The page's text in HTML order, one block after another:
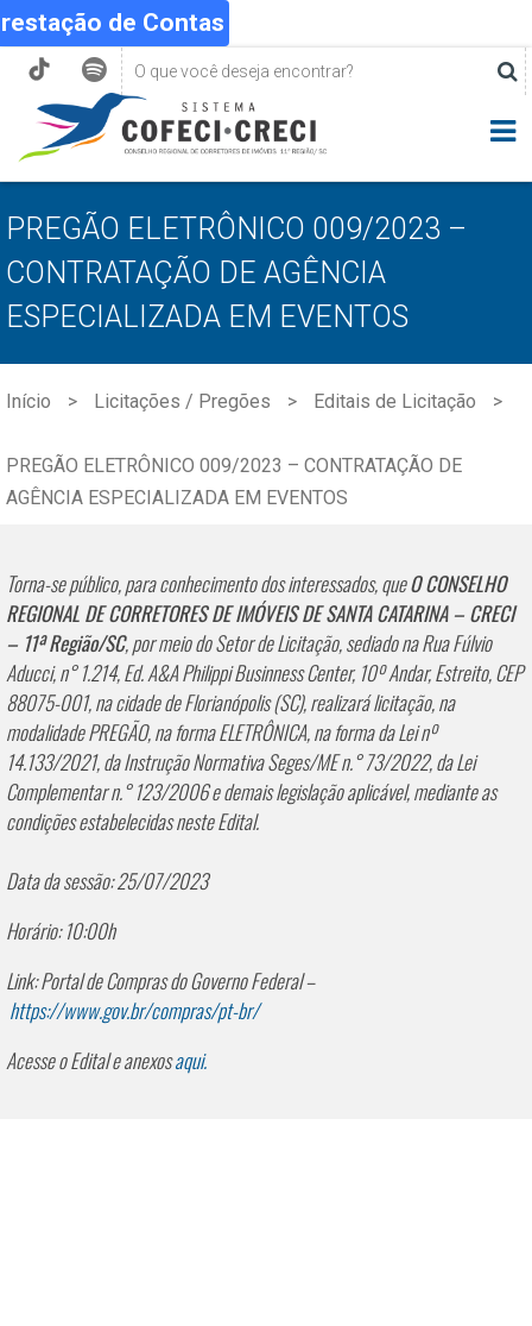
de Contas
PREGÃO ELETRÔNICO 009/2023 –
CONTRATAÇÃO DE AGÊNCIA
ESPECIALIZADA EM EVENTOS
Início Licitações / Pregões Editais de Licitação
PREGÃO ELETRÔNICO 009/2023 – CONTRATAÇÃO DE
AGÊNCIA ESPECIALIZADA EM EVENTOS
Torna-se público, para conhecimento dos interessados, queO CONSELHO
REGIONAL DE CORRETORES DE IMÓVEIS DE SANTA CATARINA – CRECI
– 11ª Região/SC, por meio do Setor de Licitação, sediado na Rua Fúlvio
Aducci, n° 1.214, Ed. A&A Philippi Businness Center, 10º Andar, Estreito, CEP
88075-001, na cidade de Florianópolis (SC), realizará licitação, na
modalidade PREGÃO, na forma ELETRÔNICA, na forma da Lei nº
14.133/2021, da Instrução Normativa Seges/ME n.° 73/2022, da Lei
Complementar n.° 123/2006 e demais legislação aplicável, mediante as
condições estabelecidas neste Edital.
Data da sessão: 25/07/2023
Horário: 10:00h
Link: Portal de Compras do Governo Federal –
https://www.gov.br/compras/pt-br/
Acesse o Edital e anexosaqui.